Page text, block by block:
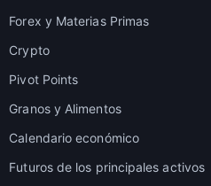
Forex y Materias Primas
Crypto
Pivot Points
Granos y Alimentos
Calendario económico
Futuros de los principales activos